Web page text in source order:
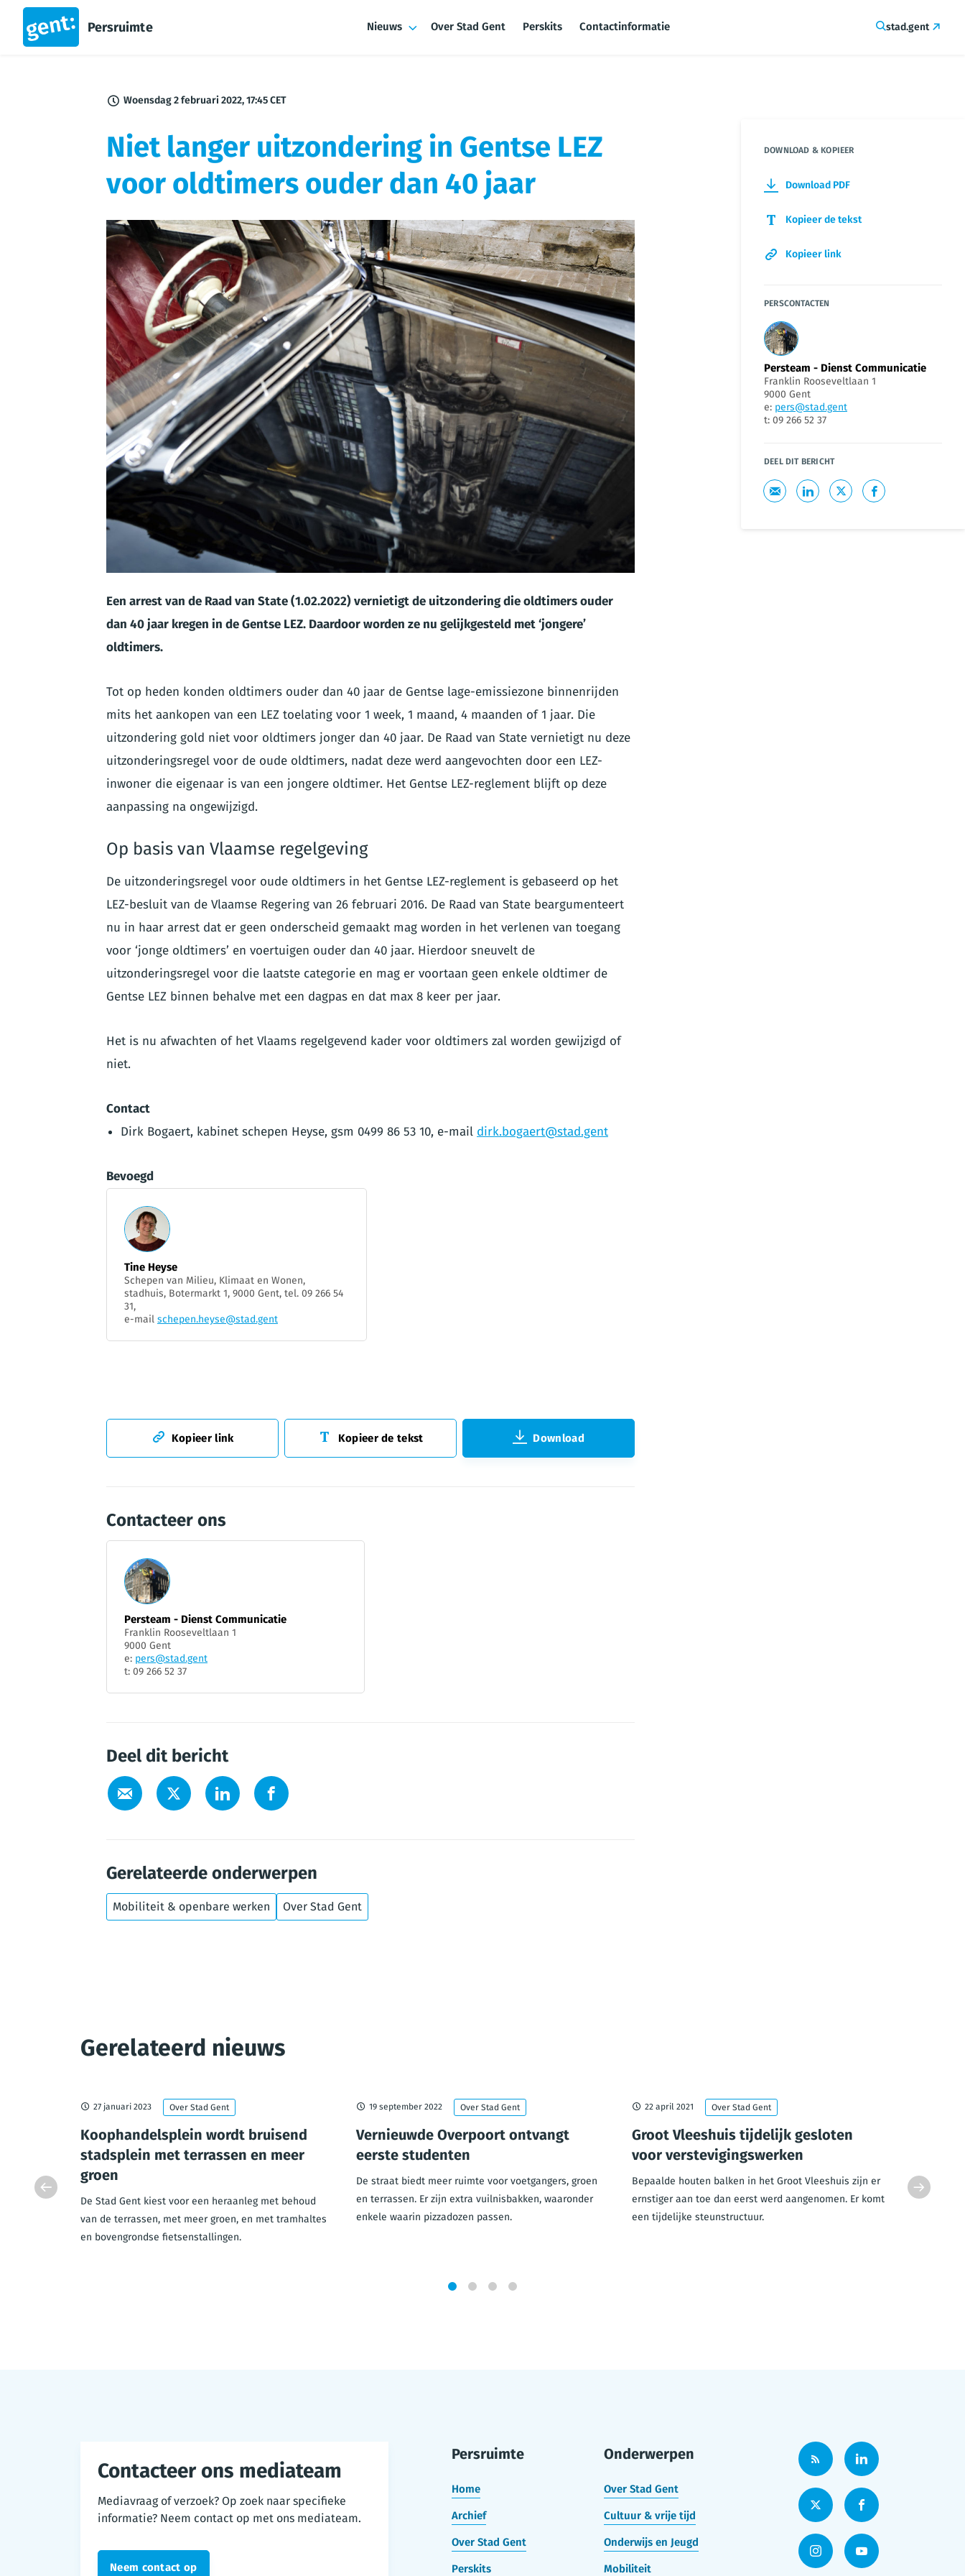
Persruimte Nieuws Over Stad Gent Perskits Contactinformatie stad.gent
Woensdag 2 februari 2022, 17:45 CET
Niet langer uitzondering in Gentse LEZ
voor oldtimers ouder dan 40 jaar
Een arrest van de Raad van State (1.02.2022) vernietigt de uitzondering die oldtimers ouder
dan 40 jaar kregen in de Gentse LEZ. Daardoor worden ze nu gelijkgesteld met ‘jongere’
oldtimers.
Tot op heden konden oldtimers ouder dan 40 jaar de Gentse lage-emissiezone binnenrijden
mits het aankopen van een LEZ toelating voor 1 week, 1 maand, 4 maanden of 1 jaar. Die
uitzondering gold niet voor oldtimers jonger dan 40 jaar. De Raad van State vernietigt nu deze
uitzonderingsregel voor de oude oldtimers, nadat deze werd aangevochten door een LEZ-
inwoner die eigenaar is van een jongere oldtimer. Het Gentse LEZ-reglement blijft op deze
aanpassing na ongewijzigd.
Op basis van Vlaamse regelgeving
De uitzonderingsregel voor oude oldtimers in het Gentse LEZ-reglement is gebaseerd op het
LEZ-besluit van de Vlaamse Regering van 26 februari 2016. De Raad van State beargumenteert
nu in haar arrest dat er geen onderscheid gemaakt mag worden in het verlenen van toegang
voor ‘jonge oldtimers’ en voertuigen ouder dan 40 jaar. Hierdoor sneuvelt de
uitzonderingsregel voor die laatste categorie en mag er voortaan geen enkele oldtimer de
Gentse LEZ binnen behalve met een dagpas en dat max 8 keer per jaar.
Het is nu afwachten of het Vlaams regelgevend kader voor oldtimers zal worden gewijzigd of
niet.
Contact
Dirk Bogaert, kabinet schepen Heyse, gsm 0499 86 53 10, e-mail dirk.bogaert@stad.gent
Bevoegd
Tine Heyse
Schepen van Milieu, Klimaat en Wonen,
stadhuis, Botermarkt 1, 9000 Gent, tel. 09 266 54
31,
e-mail schepen.heyse@stad.gent
Kopieer link Kopieer de tekst Download
Contacteer ons
Persteam - Dienst Communicatie
Franklin Rooseveltlaan 1
9000 Gent
e: pers@stad.gent
t: 09 266 52 37
Deel dit bericht
Gerelateerde onderwerpen
Mobiliteit & openbare werken Over Stad Gent
DOWNLOAD & KOPIEER
Download PDF
Kopieer de tekst
Kopieer link
PERSCONTACTEN
Persteam - Dienst Communicatie
Franklin Rooseveltlaan 1
9000 Gent
e: pers@stad.gent
t: 09 266 52 37
DEEL DIT BERICHT
Gerelateerd nieuws
verkeer
27 januari 2023 Over Stad Gent
Koophandelsplein wordt bruisend
stadsplein met terrassen en meer
groen
De Stad Gent kiest voor een heraanleg met behoud
van de terrassen, met meer groen, en met tramhaltes
en bovengrondse fietsenstallingen.
19 september 2022 Over Stad Gent
Vernieuwde Overpoort ontvangt
eerste studenten
De straat biedt meer ruimte voor voetgangers, groen
en terrassen. Er zijn extra vuilnisbakken, waaronder
enkele waarin pizzadozen passen.
22 april 2021 Over Stad Gent
Groot Vleeshuis tijdelijk gesloten
voor verstevigingswerken
Bepaalde houten balken in het Groot Vleeshuis zijn er
ernstiger aan toe dan eerst werd aangenomen. Er komt
een tijdelijke steunstructuur.
Op 7
Contacteer ons mediateam
Mediavraag of verzoek? Op zoek naar specifieke
informatie? Neem contact op met ons mediateam.
Neem contact op
Persruimte
Home
Archief
Over Stad Gent
Perskits
Onderwerpen
Over Stad Gent
Cultuur & vrije tijd
Onderwijs en Jeugd
Mobiliteit